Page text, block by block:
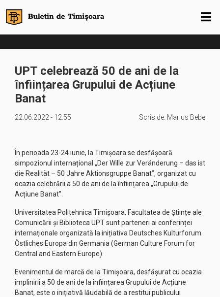
UPT celebrează 50 de ani de la
înființarea Grupului de Acțiune
Banat
22.06.2022 - 12:55 Scris de: Marius Bebe
În perioada 23-24 iunie, la Timișoara se desfășoară
simpozionul internațional „Der Wille zur Veränderung – das ist
die Realität – 50 Jahre Aktionsgruppe Banat”, organizat cu
ocazia celebrării a 50 de ani de la înființarea „Grupului de
Acțiune Banat”.
Universitatea Politehnica Timișoara, Facultatea de Științe ale
Comunicării și Biblioteca UPT sunt parteneri ai conferinței
internaționale organizată la inițiativa Deutsches Kulturforum
Östliches Europa din Germania (German Culture Forum for
Central and Eastern Europe).
Evenimentul de marcă de la Timișoara, desfășurat cu ocazia
împlinirii a 50 de ani de la înființarea Grupului de Acțiune
Banat, este o inițiativă lăudabilă de a restitui publicului